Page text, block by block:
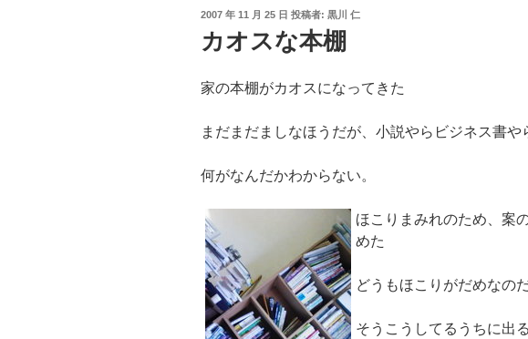
投
日:
2007 年 11 月 25 日 投稿者: 黒川 仁
カオスな本棚
家の本棚がカオスになってきた
まだまだましなほうだが、小説やらビジネス書や
何がなんだかわからない。
ほこりまみれのため、案
めた
どうもほこりがだめなの
そうこうしてるうちに出